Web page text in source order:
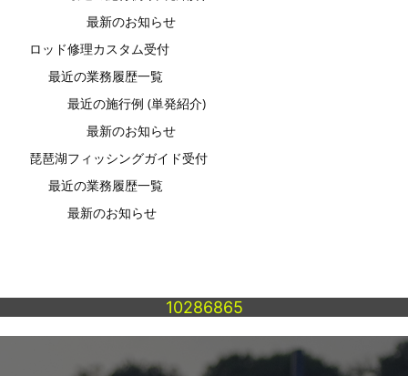
最新のお知らせ
ロッド修理カスタム受付
最近の業務履歴一覧
最近の施行例 (単発紹介)
最新のお知らせ
琵琶湖フィッシングガイド受付
最近の業務履歴一覧
最新のお知らせ
10286865